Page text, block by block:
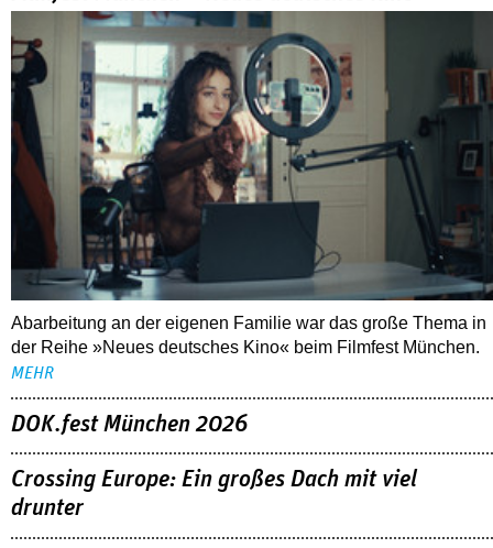
Abarbeitung an der eigenen Familie war das große Thema in
der Reihe »Neues deutsches Kino« beim Filmfest München.
MEHR
DOK.fest München 2026
Crossing Europe: Ein großes Dach mit viel
drunter